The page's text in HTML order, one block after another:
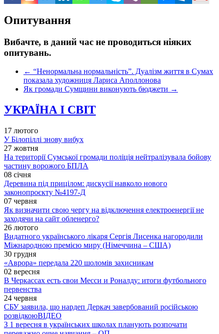
Опитування
Вибачте, в даний час не проводиться ніяких
опитувань.
← “Ненормальна нормальність”. Дуалізм життя в Сумах
показала художниця Лариса Аполлонова
Як громади Сумщини виконують бюджети →
УКРАЇНА І СВІТ
17 лютого
У Білопіллі знову вибух
27 жовтня
На території Сумської громади поліція нейтралізувала бойову
частину ворожого БПЛА
08 січня
Деревина під прицілом: дискусії навколо нового
законопроєкту №4197-Д
07 червня
Як визначити свою чергу на відключення електроенергії не
заходячи на сайт обленерго?
26 лютого
Видатного українського лікаря Сергія Лисенка нагородили
Міжнародною премією миру (Німеччина – США)
30 грудня
«Аврора» передала 220 шоломів захисникам
02 вересня
В Черкассах есть свои Месси и Роналду: итоги футбольного
первенства
24 червня
СБУ заявила, що нардеп Деркач завербований російською
розвідкоюВІДЕО
З 1 вересня в українських школах планують розпочати